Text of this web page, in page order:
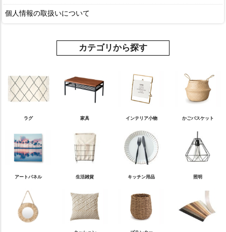
個人情報の取扱いについて
カテゴリから探す
ラグ 家具 インテリア小物 かごバスケット
アートパネル 生活雑貨 キッチン用品 照明